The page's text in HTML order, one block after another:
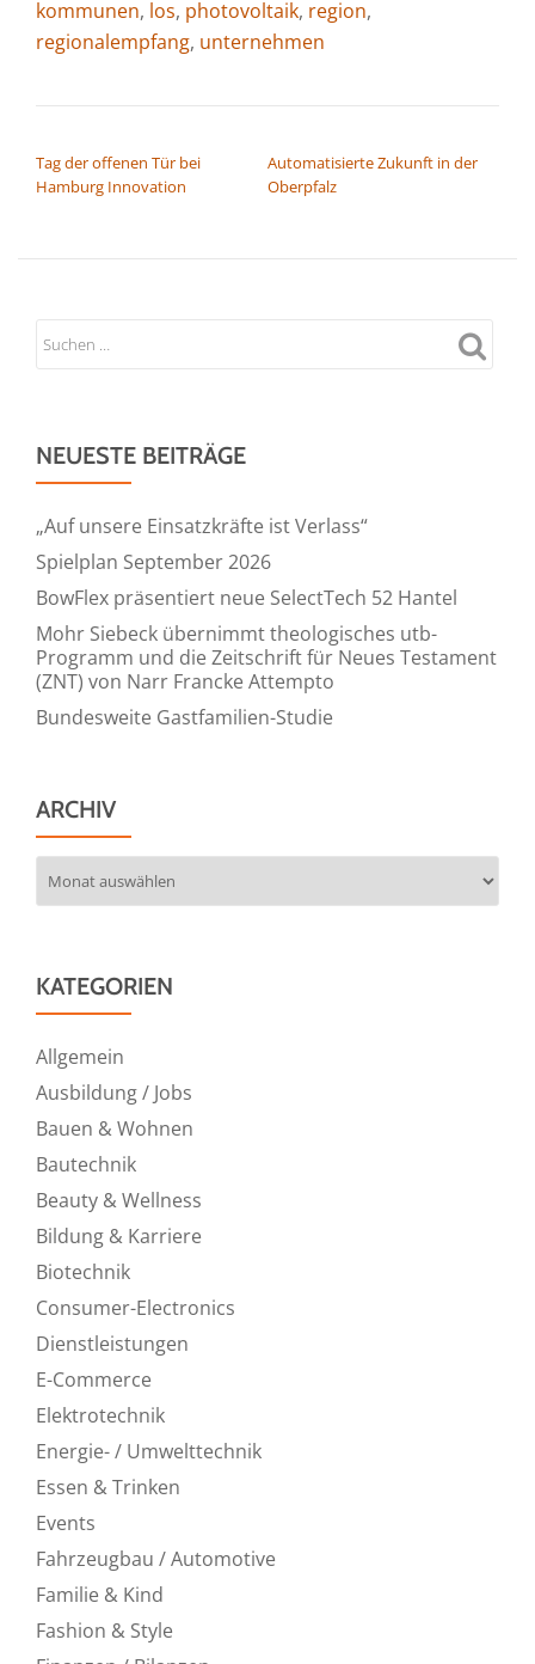
kommunen, los, photovoltaik, region,
regionalempfang, unternehmen
Tag der offenen Tür bei
Hamburg Innovation
Automatisierte Zukunft in der
Oberpfalz
NEUESTE BEITRÄGE
„Auf unsere Einsatzkräfte ist Verlass“
Spielplan September 2026
BowFlex präsentiert neue SelectTech 52 Hantel
Mohr Siebeck übernimmt theologisches utb-
Programm und die Zeitschrift für Neues Testament
(ZNT) von Narr Francke Attempto
Bundesweite Gastfamilien-Studie
ARCHIV
KATEGORIEN
Allgemein
Ausbildung / Jobs
Bauen & Wohnen
Bautechnik
Beauty & Wellness
Bildung & Karriere
Biotechnik
Consumer-Electronics
Dienstleistungen
E-Commerce
Elektrotechnik
Energie- / Umwelttechnik
Essen & Trinken
Events
Fahrzeugbau / Automotive
Familie & Kind
Fashion & Style